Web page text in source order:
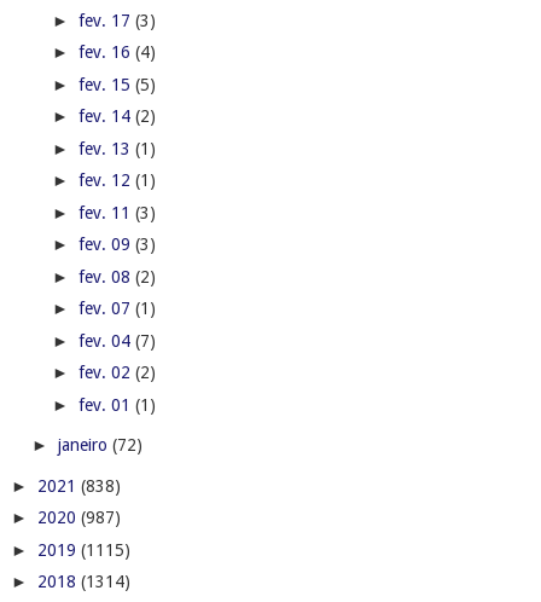
► fev. 17 (3)
► fev. 16 (4)
► fev. 15 (5)
► fev. 14 (2)
► fev. 13 (1)
► fev. 12 (1)
► fev. 11 (3)
► fev. 09 (3)
► fev. 08 (2)
► fev. 07 (1)
► fev. 04 (7)
► fev. 02 (2)
► fev. 01 (1)
► janeiro (72)
► 2021 (838)
► 2020 (987)
► 2019 (1115)
► 2018 (1314)